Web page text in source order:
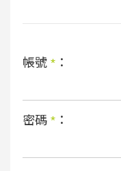
帳號 * ：
密碼 * ：